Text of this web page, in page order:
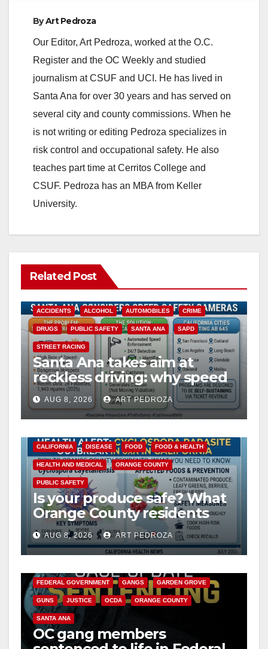
ByArt Pedroza
Our Editor, Art Pedroza, worked at the O.C.
Register and the OC Weekly and studied
journalism at CSUF and UCI. He has lived in
Santa Ana for over 30 years and has served on
several city and county commissions. When he
is not writing or editing Pedroza specializes in
risk control and occupational safety. He also
teaches part time at Cerritos College and
CSUF. Pedroza has an MBA from Keller
University.
Related Post
ACCIDENTS ALCOHOL AUTOMOBILES CRIME
DRUGS PUBLIC SAFETY SANTA ANA SAPD
STREET RACING
Santa Ana takes aim at
reckless driving: why speed
cameras are a win for public
safety
AUG 8, 2026 ART PEDROZA
CALIFORNIA DISEASE FOOD FOOD & HEALTH
HEALTH AND MEDICAL ORANGE COUNTY
PUBLIC SAFETY
Is your produce safe? What
Orange County residents
need to know about the
Cyclospora Parasite
AUG 8, 2026 ART PEDROZA
ANAHEIM CALIFORNIA
FEDERAL GOVERNMENT GANGS GARDEN GROVE
GUNS JUSTICE OCDA ORANGE COUNTY
SANTA ANA
OC gang members